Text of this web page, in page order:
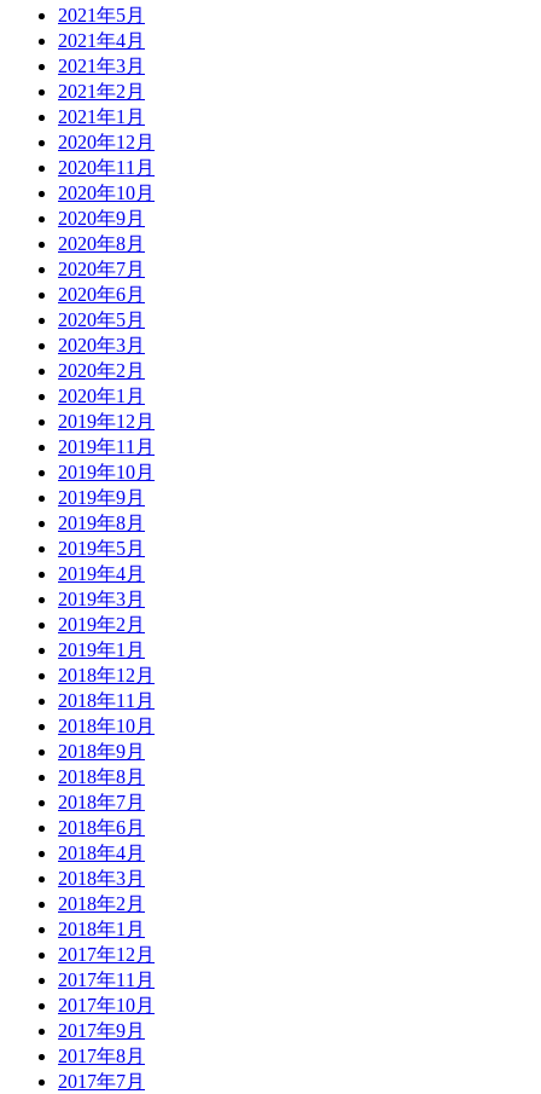
2021年5月
2021年4月
2021年3月
2021年2月
2021年1月
2020年12月
2020年11月
2020年10月
2020年9月
2020年8月
2020年7月
2020年6月
2020年5月
2020年3月
2020年2月
2020年1月
2019年12月
2019年11月
2019年10月
2019年9月
2019年8月
2019年5月
2019年4月
2019年3月
2019年2月
2019年1月
2018年12月
2018年11月
2018年10月
2018年9月
2018年8月
2018年7月
2018年6月
2018年4月
2018年3月
2018年2月
2018年1月
2017年12月
2017年11月
2017年10月
2017年9月
2017年8月
2017年7月